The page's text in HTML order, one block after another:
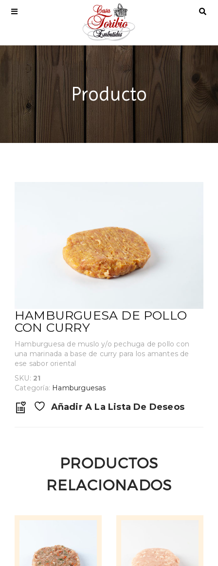
Producto
HAMBURGUESA DE POLLO
CON CURRY
Hamburguesa de muslo y/o pechuga de pollo con
una marinada a base de curry para los amantes de
ese sabor oriental
SKU: 21
Categoría: Hamburguesas
Añadir A La Lista De Deseos
PRODUCTOS
RELACIONADOS